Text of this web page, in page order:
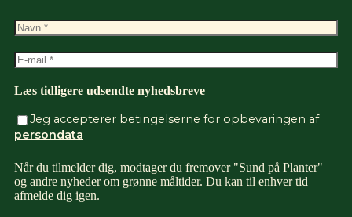
Læs tidligere udsendte nyhedsbreve
Jeg accepterer betingelserne for opbevaringen af
persondata
Når du tilmelder dig, modtager du fremover "Sund på Planter"
og andre nyheder om grønne måltider. Du kan til enhver tid
afmelde dig igen.